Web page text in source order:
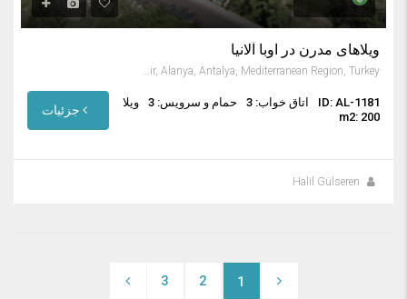
ویلاهای مدرن در اوبا آلانیا
ID: AL-1181 اتاق خواب: 3
حمام و سرویس: 3
m2: 200
ویلا
Halil Gülseren
1
2
3